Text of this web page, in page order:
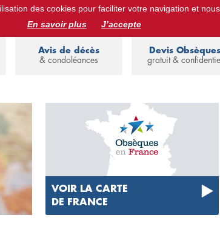
assurance obsèques, avis de décès, annuaire de
Avis de décès
& condoléances
Devis Obsèques
gratuit & confidentiel
VOIR LA CARTE
DE FRANCE
des cookies pour faciliter votre navigation et
En savoir plus
J’accepte